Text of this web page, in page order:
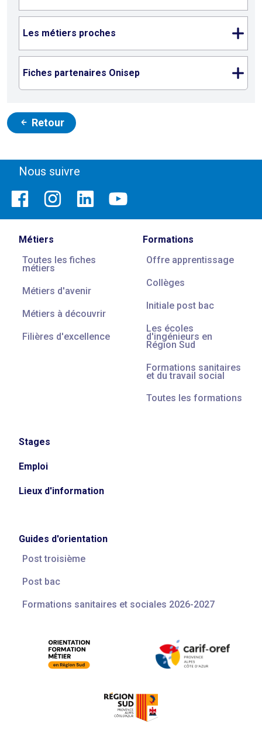
Les métiers proches
Fiches partenaires Onisep
Retour
Nous suivre
Métiers
Toutes les fiches
métiers
Métiers d'avenir
Métiers à découvrir
Filières d'excellence
Formations
Offre apprentissage
Collèges
Initiale post bac
Les écoles
d'ingénieurs en
Région Sud
Formations sanitaires
et du travail social
Toutes les formations
Stages
Emploi
Lieux d'information
Guides d'orientation
Post troisième
Post bac
Formations sanitaires et sociales 2026-2027